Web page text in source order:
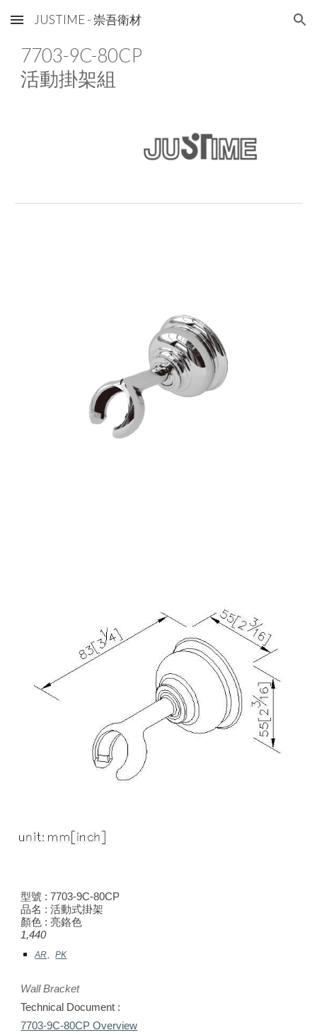
Skip to main content Skip to navigation
JUSTIME - 崇吾衛材
7703-9C-80CP
活動掛架組
型號 :7703-9C-80CP
品名 : 活動式掛架
顏色 : 亮鉻色
1,440
AR、PK
Wall Bracket
Technical Document :
7703-9C-80CP Overview